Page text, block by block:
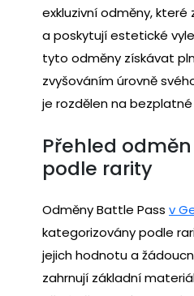
exkluzivní odměny, které
a poskytují estetické
tyto odměny získávat
zvyšováním úrovně
je rozdělen na
Přehled
podle rarity
Odměny Battle Pass v
kategorizovány podle
jejich hodnotu a
zahrnují základní